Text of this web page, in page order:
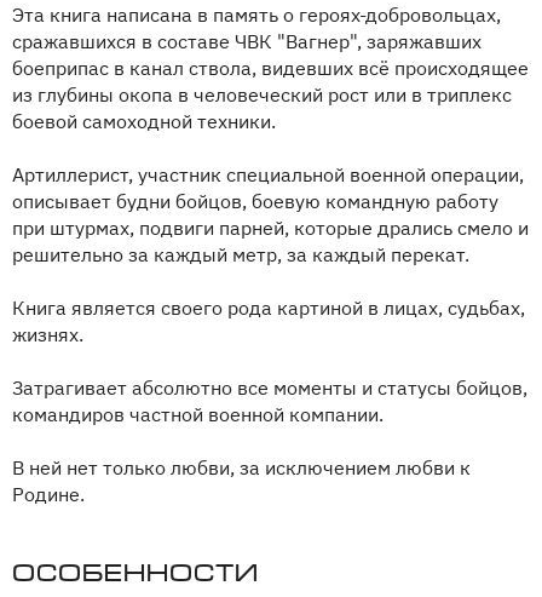
Эта книга написана в память о героях-добровольцах,
сражавшихся в составе ЧВК "Вагнер", заряжавших
боеприпас в канал ствола, видевших всё происходящее
из глубины окопа в человеческий рост или в триплекс
боевой самоходной техники.
Артиллерист, участник специальной военной операции,
описывает будни бойцов, боевую командную работу
при штурмах, подвиги парней, которые дрались смело и
решительно за каждый метр, за каждый перекат.
Книга является своего рода картиной в лицах, судьбах,
жизнях.
Затрагивает абсолютно все моменты и статусы бойцов,
командиров частной военной компании.
В ней нет только любви, за исключением любви к
Родине.
Особенности